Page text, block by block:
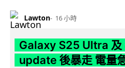
Lawton 16 小時
Galaxy S25 Ultra
update 後暴走 電量